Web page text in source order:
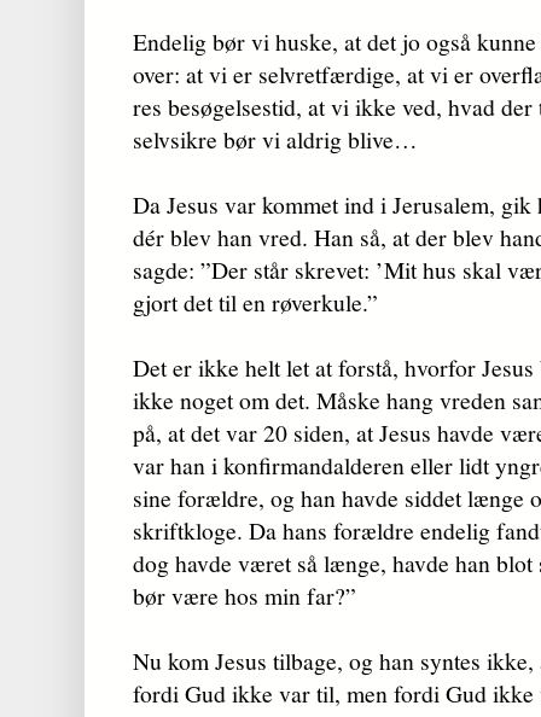
Endelig bør vi huske, at det jo også
ov­er: at vi er selv­ret­færdige, at vi er
res besøgelsestid, at vi ikke ved, hvad
selvsikre bør vi aldrig blive…
Da Jesus var kommet ind i Jerusalem,
dér blev han vred. Han så, at der blev
sagde: ”Der står skrevet: ’Mit hus skal
gjort det til en røverkule.”
Det er ikke helt let at forstå, hvorfor
ikke noget om det. Måske hang vreden
på, at det var 20 siden, at Jesus havde
var han i kon­fir­mand­alderen eller lidt
sine for­æl­dre, og han havde siddet længe
skriftkloge. Da hans forældre endelig
dog havde væ­ret så længe, havde han
bør være hos min far?”
Nu kom Jesus tilbage, og han syntes
fordi Gud ikke var til, men fordi Gud ikke